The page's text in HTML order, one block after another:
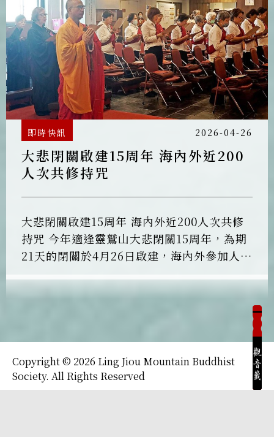
即時快訊 2026-04-26
大悲閉關啟建15周年 海內外近200
人次共修持咒
大悲閉關啟建15周年 海內外近200人次共修
持咒 今年適逢靈鷲山大悲閉關15周年，為期
21天的閉關於4月26日啟建，海內外參加人次
清淨的身口意，藉由三寶加持，虔誠持誦
閉關學員們於啟建前一日受持八關齋戒，指
導法師恆傳法師開示，齋戒的功德力非常
大，能讓人證得涅槃，受持八關齋戒要嚴
謹，不能動搖。他也分享，今年尼泊爾的朝
Copyright © 2026 Ling Jiou Mountain Buddhist
Society. All Rights Reserved